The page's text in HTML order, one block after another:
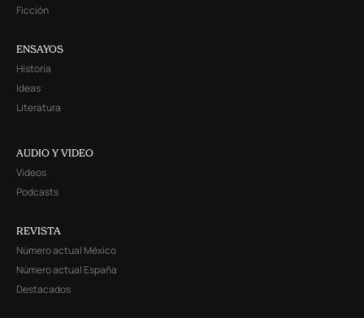
Ficción
ENSAYOS
Historia
Ideas
Literatura
AUDIO Y VIDEO
Videos
Podcasts
REVISTA
Número actual México
Número actual España
Destacados